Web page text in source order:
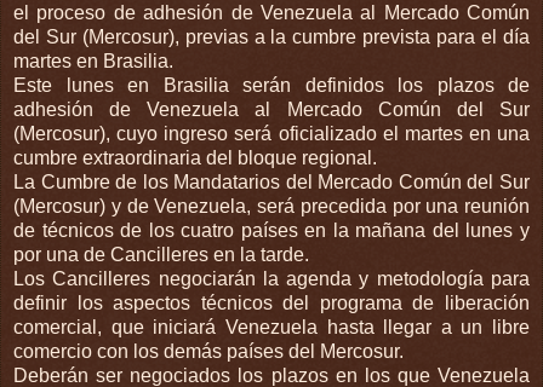
el proceso de adhesión de Venezuela al Mercado Común
del Sur (Mercosur), previas a la cumbre prevista para el día
martes en Brasilia.
Este lunes en Brasilia serán definidos los plazos de
adhesión de Venezuela al Mercado Común del Sur
(Mercosur), cuyo ingreso será oficializado el martes en una
cumbre extraordinaria del bloque regional.
La Cumbre de los Mandatarios del Mercado Común del Sur
(Mercosur) y de Venezuela, será precedida por una reunión
de técnicos de los cuatro países en la mañana del lunes y
por una de Cancilleres en la tarde.
Los Cancilleres negociarán la agenda y metodología para
definir los aspectos técnicos del programa de liberación
comercial, que iniciará Venezuela hasta llegar a un libre
comercio con los demás países del Mercosur.
Deberán ser negociados los plazos en los que Venezuela